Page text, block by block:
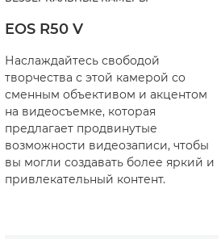
EOS R50 V
Наслаждайтесь свободой
творчества с этой камерой со
сменным объективом и акцентом
на видеосъемке, которая
предлагает продвинутые
возможности видеозаписи, чтобы
вы могли создавать более яркий и
привлекательный контент.